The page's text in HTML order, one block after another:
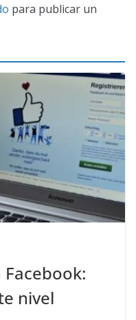
para publicar un
nivel